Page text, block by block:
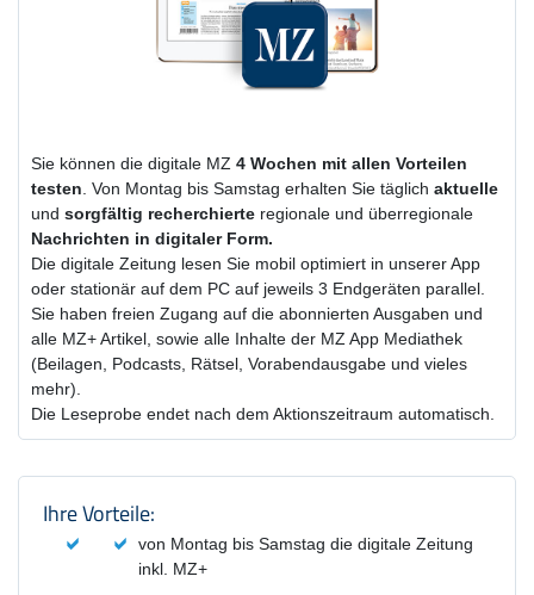
Sie können die digitale MZ 4 Wochen mit allen Vorteilen
testen. Von Montag bis Samstag erhalten Sie täglich aktuelle
und sorgfältig recherchierte regionale und überregionale
Nachrichten in digitaler Form.
Die digitale Zeitung lesen Sie mobil optimiert in unserer App
oder stationär auf dem PC auf jeweils 3 Endgeräten parallel.
Sie haben freien Zugang auf die abonnierten Ausgaben und
alle MZ+ Artikel, sowie alle Inhalte der MZ App Mediathek
(Beilagen, Podcasts, Rätsel, Vorabendausgabe und vieles
mehr).
Die Leseprobe endet nach dem Aktionszeitraum automatisch.
Produktzusammenfassung und
Ihre Vorteile:
von Montag bis Samstag die digitale Zeitung
inkl. MZ+